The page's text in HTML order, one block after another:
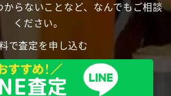
らないことなど、なんでもご相談
ください。
で査定を申し込む